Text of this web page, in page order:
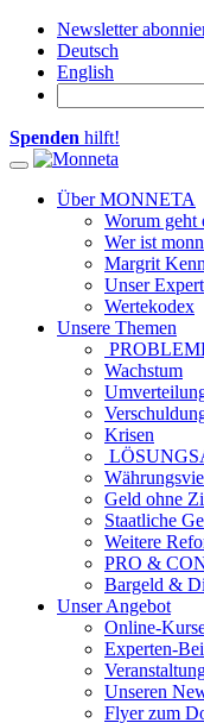
Newsletter
Deutsch
English
Spenden hilft!
Toggle navigation
Über MONNETA
Worum geht
Wer ist
Margrit
Unser
Wertekodex
Unsere Themen
Wachstum
Krisen
Geld ohne
Staatliche
Weitere
PRO &
Bargeld &
Unser Angebot
Online-
Experten-
Unseren
Flyer zum